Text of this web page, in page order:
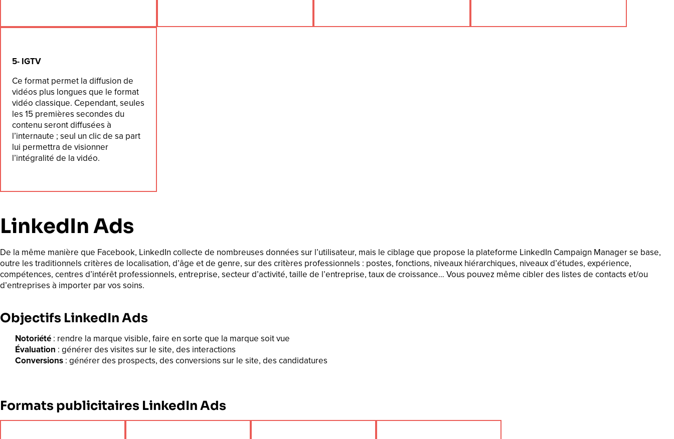
5- IGTV
Ce format permet la diffusion de
vidéos plus longues que le format
vidéo classique. Cependant, seules
les 15 premières secondes du
contenu seront diffusées à
l’internaute ; seul un clic de sa part
lui permettra de visionner
l’intégralité de la vidéo.
LinkedIn Ads
De la même manière que Facebook, LinkedIn collecte de nombreuses données sur l’utilisateur, mais le ciblage que propose la plateforme LinkedIn Campaign Manager se base,
outre les traditionnels critères de localisation, d’âge et de genre, sur des critères professionnels : postes, fonctions, niveaux hiérarchiques, niveaux d’études, expérience,
compétences, centres d’intérêt professionnels, entreprise, secteur d’activité, taille de l’entreprise, taux de croissance… Vous pouvez même cibler des listes de contacts et/ou
d’entreprises à importer par vos soins.
Objectifs LinkedIn Ads
Notoriété : rendre la marque visible, faire en sorte que la marque soit vue
Évaluation : générer des visites sur le site, des interactions
Conversions : générer des prospects, des conversions sur le site, des candidatures
Formats publicitaires LinkedIn Ads